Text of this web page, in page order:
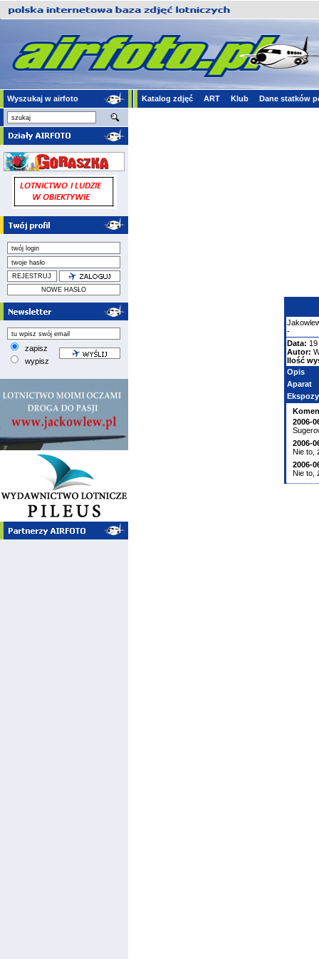
Wyszukaj w airfoto Katalog zdjęć ART Klub Dane statków
zapisz
wypisz
-
Data:
Autor:
Ilość
Opis
Aparat
2006-
2006-
Nie to,
2006-
Nie to,